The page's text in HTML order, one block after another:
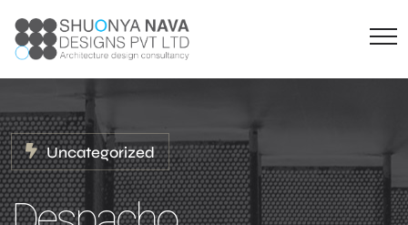
Uncategorized